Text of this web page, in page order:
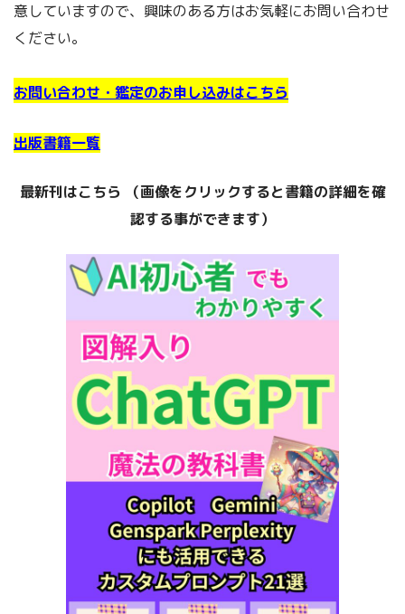
意していますので、興味のある方はお気軽にお問い合わせ
ください。
お問い合わせ・鑑定のお申し込みはこちら
出版書籍一覧
最新刊はこちら （画像をクリックすると書籍の詳細を確
認する事ができます）